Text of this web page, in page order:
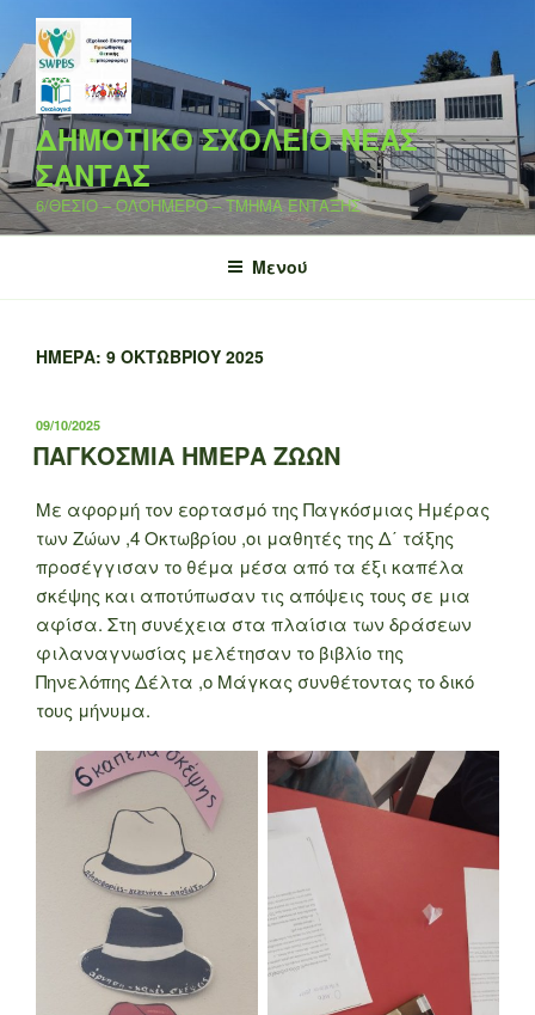
Μετάβαση
στο
περιεχόμενο
ΔΗΜΟΤΙΚΟ ΣΧΟΛΕΙΟ ΝΕΑΣ
ΣΑΝΤΑΣ
6/ΘΕΣΙΟ – ΟΛΟΗΜΕΡΟ – ΤΜΗΜΑ ΕΝΤΑΞΗΣ
Μενού
ΗΜΈΡΑ: 9 ΟΚΤΩΒΡΊΟΥ 2025
ΔΗΜΟΣΙΕΎΤΗΚΕ
ΣΤΙΣ
09/10/2025
ΠΑΓΚΟΣΜΙΑ ΗΜΕΡΑ ΖΩΩΝ
Με αφορμή τον εορτασμό της Παγκόσμιας Ημέρας
των Ζώων ,4 Οκτωβρίου ,οι μαθητές της Δ΄ τάξης
προσέγγισαν το θέμα μέσα από τα έξι καπέλα
σκέψης και αποτύπωσαν τις απόψεις τους σε μια
αφίσα. Στη συνέχεια στα πλαίσια των δράσεων
φιλαναγνωσίας μελέτησαν το βιβλίο της
Πηνελόπης Δέλτα ,ο Μάγκας συνθέτοντας το δικό
τους μήνυμα.